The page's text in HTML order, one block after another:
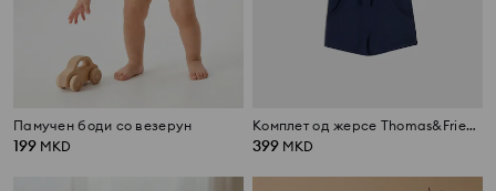
Памучен боди со везерун
199 MKD
Комплет од жерсе Thomas&Friends
399 MKD